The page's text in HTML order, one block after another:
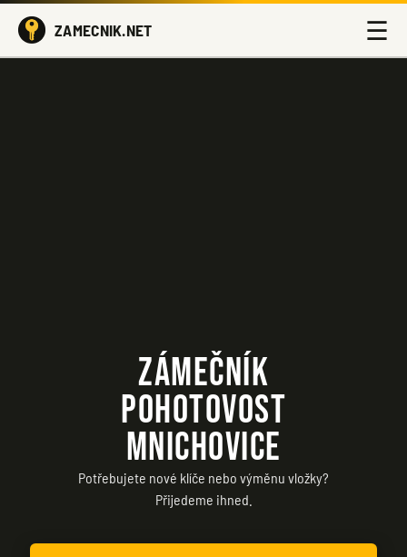
ZAMECNIK.NET ☰
ZÁMEČNÍK
POHOTOVOST
MNICHOVICE
Potřebujete nové klíče nebo výměnu vložky?
Přijedeme ihned.